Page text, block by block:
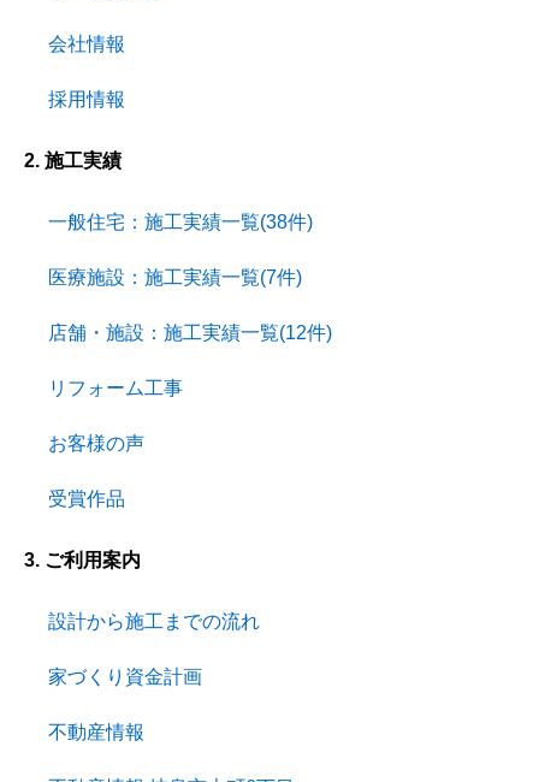
会社情報
採用情報
2. 施工実績
一般住宅：施工実績一覧(38件)
医療施設：施工実績一覧(7件)
店舗・施設：施工実績一覧(12件)
リフォーム工事
お客様の声
受賞作品
3. ご利用案内
設計から施工までの流れ
家づくり資金計画
不動産情報